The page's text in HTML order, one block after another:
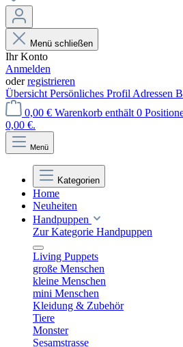
Menü schließen
Ihr Konto
Anmelden
oderregistrieren
Übersicht Persönliches Profil Adressen
0,00 € Warenkorb enthält 0
0,00 €.
Menü
Kategorien
Home
Neuheiten
Handpuppen
Zur Kategorie Handpuppen
Living Puppets
große Menschen
kleine Menschen
mini Menschen
Kleidung & Zubehör
Tiere
Monster
Sesamstrasse